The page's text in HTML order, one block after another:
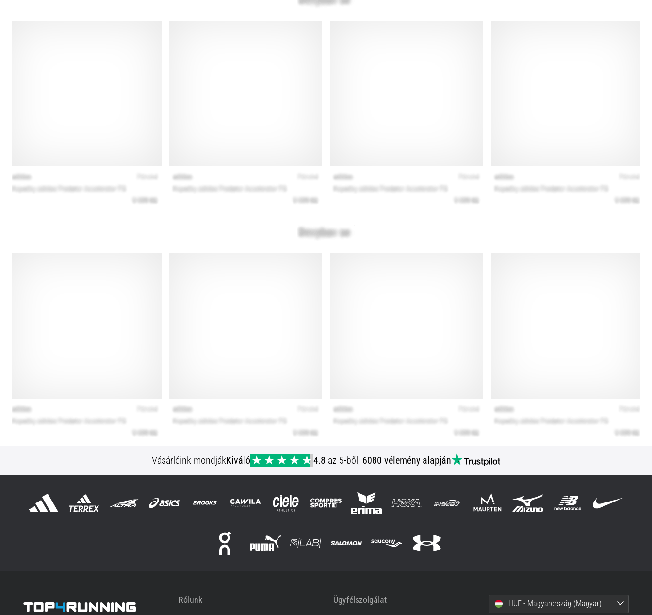
Vásárlóink mondjákKiváló 4.8 az 5-ből, 6080 vélemény alapján
Rólunk Ügyfélszolgálat HUF - Magyarország (Magyar)